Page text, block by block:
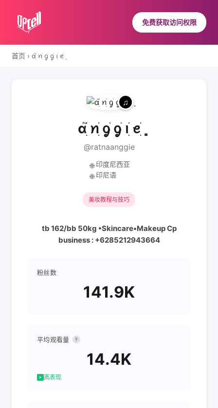
免费获取访问权限
首页 › ɑׁׅ֮ ꪀׁׅ ᧁׁ ᧁׁ ꪱׁׅ ꫀׁׅܻ
ɑׁׅ֮ ꪀׁׅ ᧁׁ ᧁׁ ꪱׁׅ ꫀׁׅܻ
@ratnaanggie
🌐 印度尼西亚
🌐 印尼语
美妆教程与技巧
tb 162/bb 50kg •Skincare•Makeup Cp
business : +6285212943664
粉丝数
141.9K
平均观看量 ?
14.4K
高表现